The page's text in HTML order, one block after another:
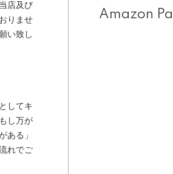
店及び
りませ
い致し
してキ
し万が
ある」
れでご
Amazon